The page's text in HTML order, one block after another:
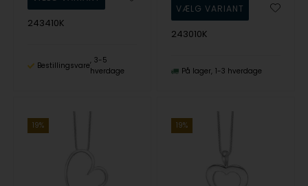
243410K
Bestillingsvare
3-5
hverdage
243010K
På lager 1-3 hverdage
19% 19%